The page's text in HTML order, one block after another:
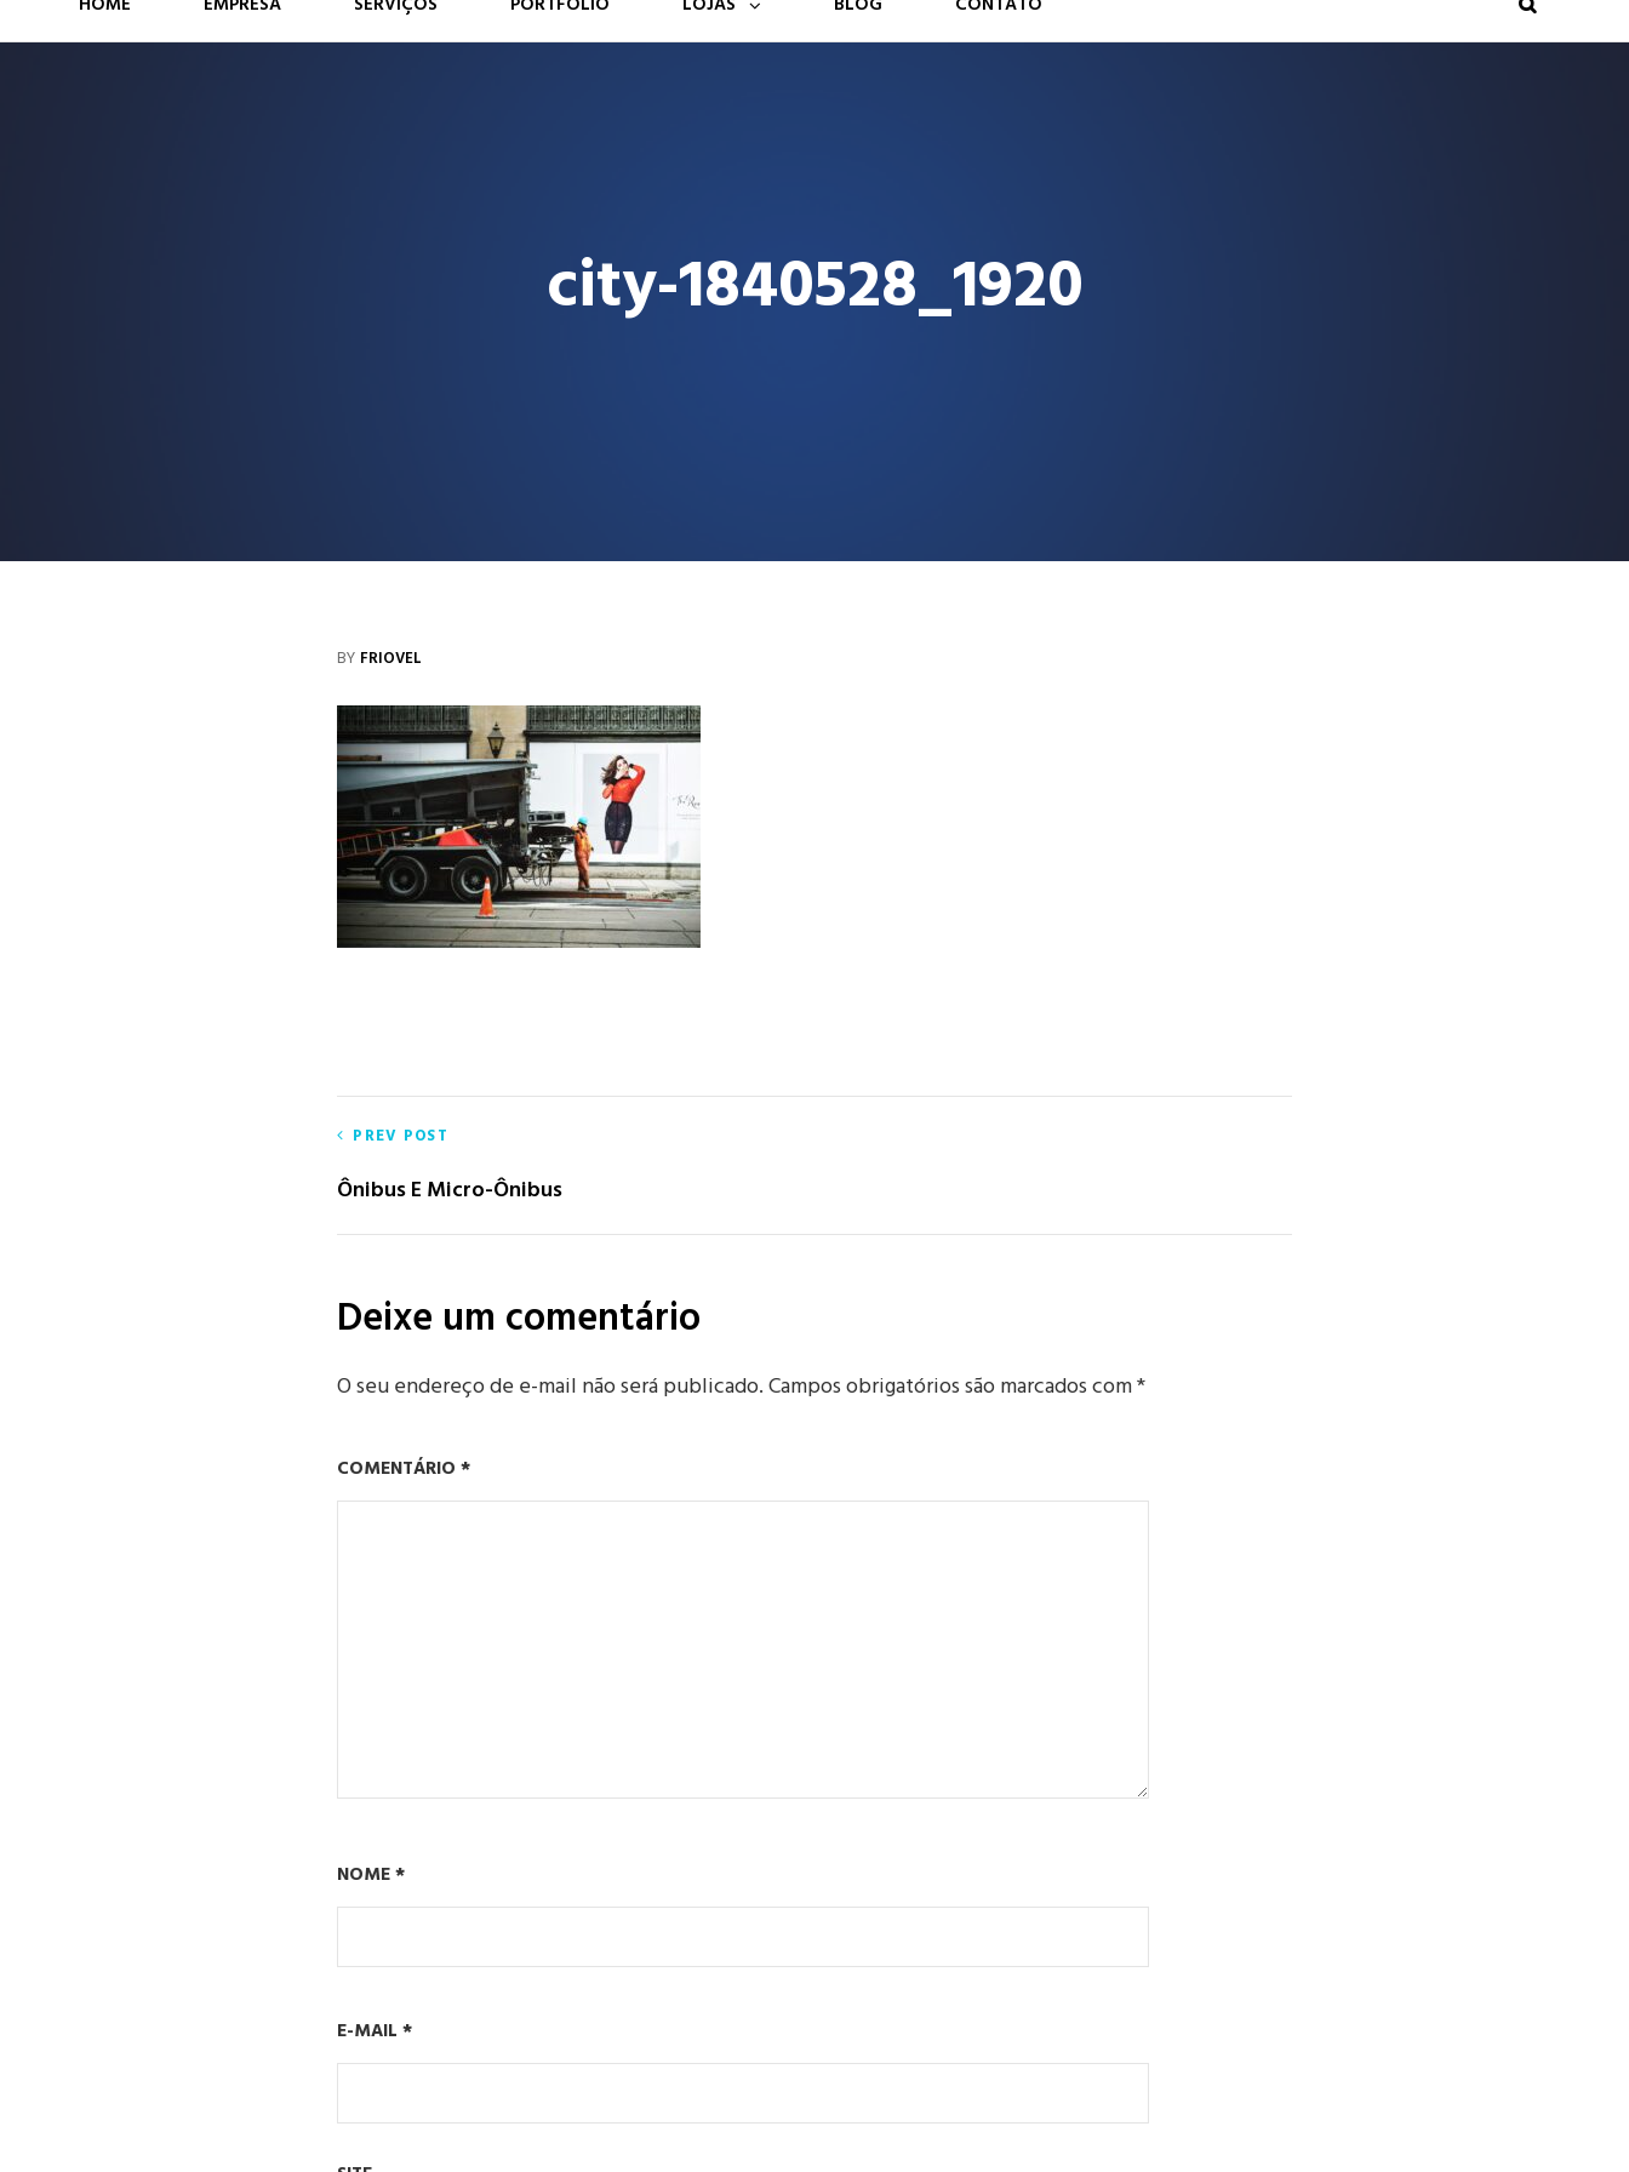
city-1840528_1920
BY FRIOVEL
Navegação
de
PREV POST
Ônibus E Micro-Ônibus
Deixe um comentário
O seu endereço de e-mail não será publicado.Campos obrigatórios são marcados com*
COMENTÁRIO*
NOME*
E-MAIL*